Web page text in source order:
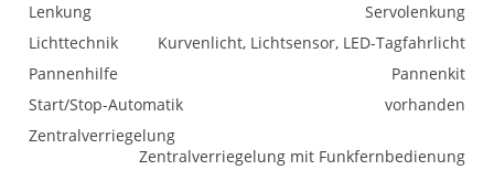
Lenkung
Servolenkung
Lichttechnik
Kurvenlicht, Lichtsensor, LED-Tagfahrlicht
Pannenhilfe
Pannenkit
Start/Stop-Automatik
vorhanden
Zentralverriegelung
Zentralverriegelung mit Funkfernbedienung